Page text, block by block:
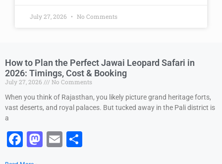
July 27, 2026 No Comments
How to Plan the Perfect Jawai Leopard Safari in
2026: Timings, Cost & Booking
July 27, 2026
No Comments
When you think of Rajasthan, you likely picture grand heritage forts,
vast deserts, and royal palaces. But tucked away in the Pali district is
a
F
M E